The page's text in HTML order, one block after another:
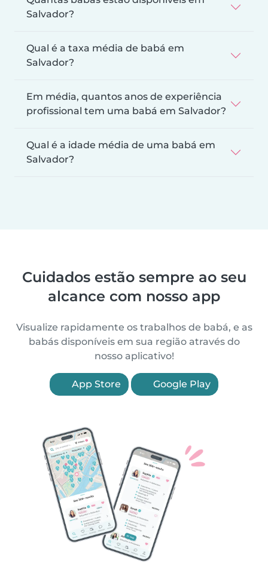
Salvador?
Qual é a taxa média de babá em
Salvador?
Em média, quantos anos de experiência
profissional tem uma babá em Salvador?
Qual é a idade média de uma babá em
Salvador?
Cuidados estão sempre ao seu
alcance com nosso app
Visualize rapidamente os trabalhos de babá, e as
babás disponíveis em sua região através do
nosso aplicativo!
App Store Google Play